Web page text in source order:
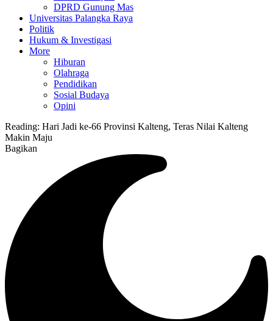
DPRD Gunung Mas
Universitas Palangka Raya
Politik
Hukum & Investigasi
More
Hiburan
Olahraga
Pendidikan
Sosial Budaya
Opini
Reading: Hari Jadi ke-66 Provinsi Kalteng, Teras Nilai Kalteng
Makin Maju
Bagikan